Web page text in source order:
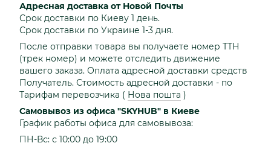
Адресная доставка от Новой Почты
Срок доставки по Киеву 1 день.
Срок доставки по Украине 1-3 дня.
После отправки товара вы получаете номер ТТН
(трек номер) и можете отследить движение
вашего заказа. Оплата адресной доставки средств
Получатель. Стоимость адресной доставки - по
Тарифам перевозчика ( Нова пошта )
Самовывоз из офиса "SKYHUB" в Киеве
График работы офиса для самовывоза:
ПН-Вс: с 10:00 до 19:00